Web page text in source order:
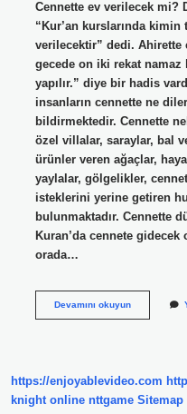
Cennette ev verilecek mi?
“Kur’an kurslarında kimin
verilecektir” dedi. Ahirette
gecede on iki rekat namaz
yapılır.” diye bir hadis
insanların cennette ne
bildirmektedir. Cennette
özel villalar, saraylar, bal
ürünler veren ağaçlar,
yaylalar, gölgelikler,
isteklerini yerine getiren
bulunmaktadır. Cennette
Kuran’da cennete
orada…
Devamını okuyunCennette
https://enjoyablevideo.com
knight online nttgame Sitemap